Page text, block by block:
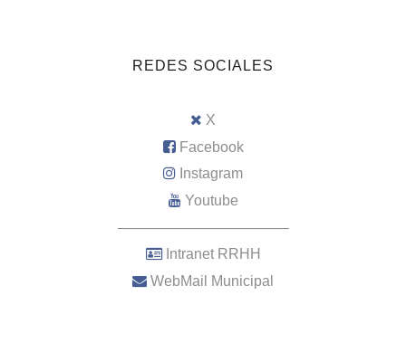
REDES SOCIALES
X
Facebook
Instagram
Youtube
–––––––––––––––––––––
Intranet RRHH
WebMail Municipal